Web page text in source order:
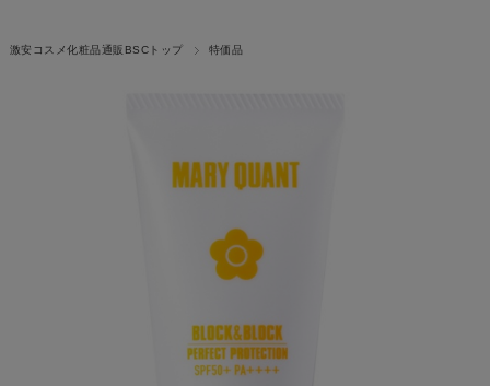
激安コスメ化粧品通販BSCトップ 特価品